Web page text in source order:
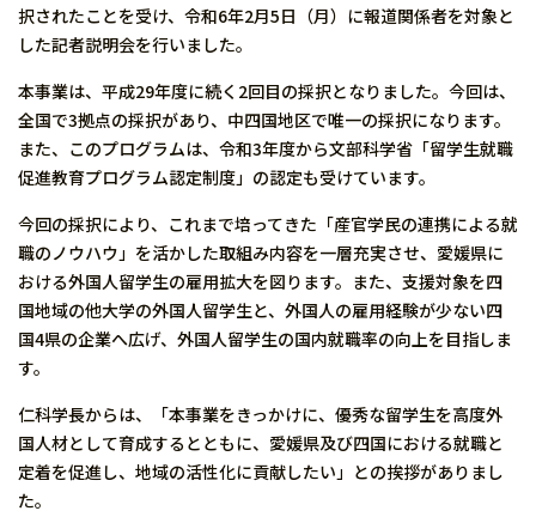
択されたことを受け、令和6年2月5日（月）に報道関係者を対象と
した記者説明会を行いました。
本事業は、平成29年度に続く2回目の採択となりました。今回は、
全国で3拠点の採択があり、中四国地区で唯一の採択になります。
また、このプログラムは、令和3年度から文部科学省「留学生就職
促進教育プログラム認定制度」の認定も受けています。
今回の採択により、これまで培ってきた「産官学民の連携による就
職のノウハウ」を活かした取組み内容を一層充実させ、愛媛県に
おける外国人留学生の雇用拡大を図ります。また、支援対象を四
国地域の他大学の外国人留学生と、外国人の雇用経験が少ない四
国4県の企業へ広げ、外国人留学生の国内就職率の向上を目指しま
す。
仁科学長からは、「本事業をきっかけに、優秀な留学生を高度外
国人材として育成するとともに、愛媛県及び四国における就職と
定着を促進し、地域の活性化に貢献したい」との挨拶がありまし
た。